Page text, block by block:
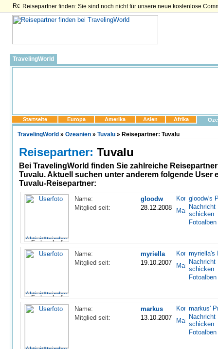
Reisepartner finden: Sie sind noch nicht für unsere neue kostenlose
TravelingWorld
Startseite Europa Amerika Asien Afrika
TravelingWorld » Ozeanien » Tuvalu » Reisepartner: Tuvalu
Reisepartner: Tuvalu
Bei TravelingWorld finden Sie zahlreiche
Tuvalu. Aktuell suchen unter anderem folgende User
Tuvalu-Reisepartner:
Name:
gloodw
Mitglied seit:
28.12.2008
gloodw's
Nachricht
schicken
Fotoalben
Name:
myriella
Mitglied seit:
19.10.2007
myriella's
Nachricht
schicken
Fotoalben
Name:
markus
Mitglied seit:
13.10.2007
markus'
Nachricht
schicken
Fotoalben